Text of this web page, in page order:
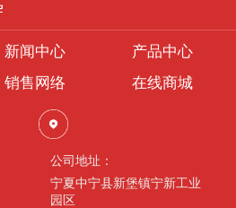
新闻中心
产品中心
销售网络 在线商城
公司地址：
宁夏中宁县新堡镇宁新工业
园区